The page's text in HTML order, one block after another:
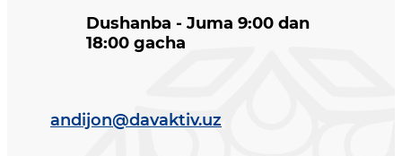
Dushanba - Juma 9:00 dan
18:00 gacha
andijon@davaktiv.uz